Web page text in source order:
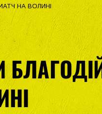
НА ВОЛИНІ